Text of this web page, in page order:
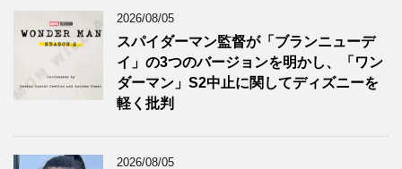
2026/08/05
スパイダーマン監督が「ブランニューデ
イ」の3つのバージョンを明かし、「ワン
ダーマン」S2中止に関してディズニーを
軽く批判
2026/08/05